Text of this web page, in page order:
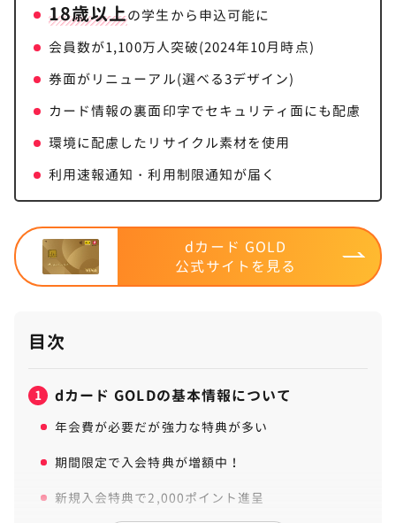
18歳以上の学生から申込可能に
会員数が1,100万人突破(2024年10月時点)
券面がリニューアル(選べる3デザイン)
カード情報の裏面印字でセキュリティ面にも配慮
環境に配慮したリサイクル素材を使用
利用速報通知・利用制限通知が届く
dカード GOLD
公式サイトを見る
目次
1 dカード GOLDの基本情報について
年会費が必要だが強力な特典が多い
期間限定で入会特典が増額中！
新規入会特典で2,000ポイント進呈